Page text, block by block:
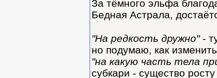
За тёмного эльфа
Бедная Астрала,
"На редкость дружно"-
но подумаю, как
"на какую часть тела
субкари - существо